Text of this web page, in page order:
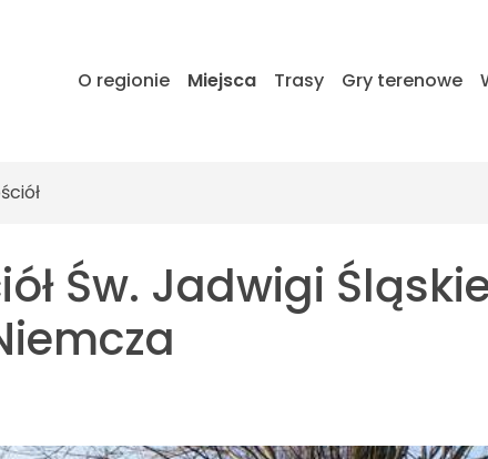
O regionie Miejsca Trasy Gry terenowe
Św. Jadwigi